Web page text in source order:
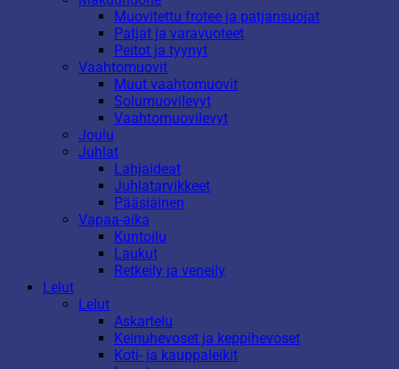
Muovitettu frotee ja patjansuojat
Patjat ja varavuoteet
Peitot ja tyynyt
Vaahtomuovit
Muut vaahtomuovit
Solumuovilevyt
Vaahtomuovilevyt
Joulu
Juhlat
Lahjaideat
Juhlatarvikkeet
Pääsiäinen
Vapaa-aika
Kuntoilu
Laukut
Retkeily ja veneily
Lelut
Lelut
Askartelu
Keinuhevoset ja keppihevoset
Koti- ja kauppaleikit